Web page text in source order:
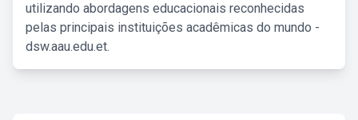
utilizando abordagens educacionais reconhecidas
pelas principais instituições acadêmicas do mundo -
dsw.aau.edu.et.